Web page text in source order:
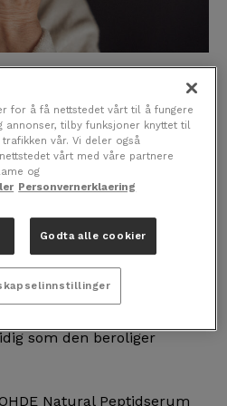
HOHDE. Den er spesielt
og problematisk
produkter.
annet peptider, naturens
inneholder også
som den beroliger
Natural Peptidserum
for å få nettstedet vårt til å fungere
annonser, tilby funksjoner knyttet til
vår. Vi deler også
vårt med våre partnere
og
Personvernerklaering
Godta alle cookier